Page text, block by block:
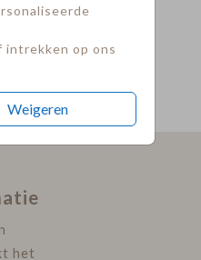
intrekken op ons
Weigeren
het